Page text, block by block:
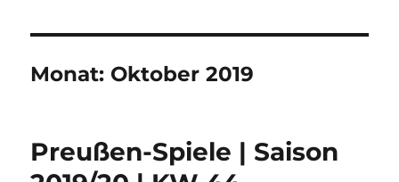
Monat: Oktober 2019
Preußen-Spiele | Saison